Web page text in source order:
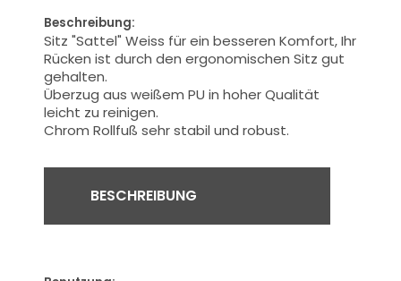
Beschreibung:
Sitz"Sattel" Weiss fürein besserenKomfort,Ihr
Rücken ist durch den ergonomischen Sitz gut
gehalten.
Überzug aus weißem PU in hoher Qualität
leicht zu reinigen.
Chrom Rollfuß sehr stabil und robust.
BESCHREIBUNG